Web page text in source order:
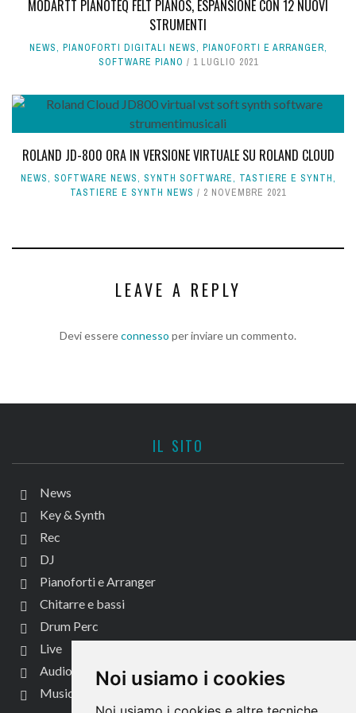
Noi usiamo i cookies
MODARTT PIANOTEQ FELT PIANOS, ESPANSIONE CON 12 NUOVI
STRUMENTI
NEWS, PIANOFORTI DIGITALI NEWS, PIANOFORTI E ARRANGER,
SOFTWARE PIANO
1 LUGLIO 2021
ROLAND JD-800 ORA IN VERSIONE VIRTUALE SU ROLAND CLOUD
NEWS, SOFTWARE NEWS, SYNTH SOFTWARE, TASTIERE E SYNTH,
TASTIERE E SYNTH NEWS
2 NOVEMBRE 2021
LEAVE A REPLY
Devi essereconnesso per inviare un commento.
IL SITO
News
Key & Synth
Rec
DJ
Pianoforti e Arranger
Chitarre e bassi
Drum Perc
Live
Audio per video
Music Life